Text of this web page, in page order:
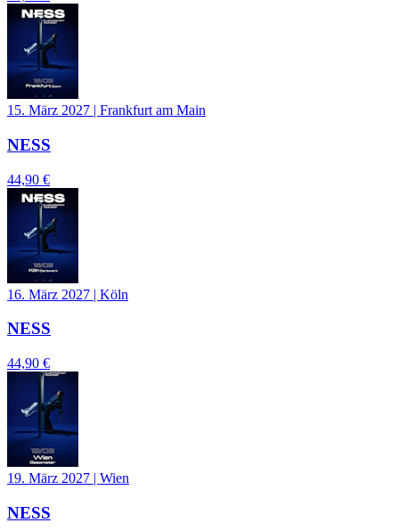
15. März 2027 | Frankfurt am Main
NESS
44,90 €
16. März 2027 | Köln
NESS
44,90 €
19. März 2027 | Wien
NESS